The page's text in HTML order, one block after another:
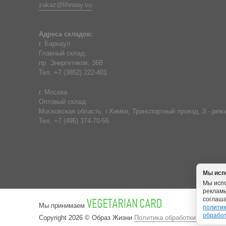
zakaz@lifeway.su
Адреса складов:
г. Барнаул
Главный склад:
пр. Энергетиков, 36В
Тел. +7 (3852) 222-401
г. Москва
Оптовый склад:
Московская область, г.Химки, Транспортный проезд, 3 -
Тел. +7 (495) 374-70-56
Мы принимаем
Copyright 2026 © Образ Жизни Политика обработки
Мы
Мы